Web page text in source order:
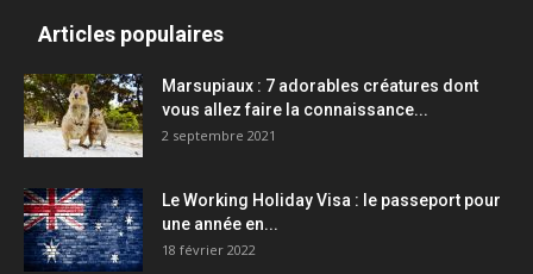
Articles populaires
Marsupiaux : 7 adorables créatures dont
vous allez faire la connaissance...
2 septembre 2021
Le Working Holiday Visa : le passeport pour
une année en...
18 février 2022